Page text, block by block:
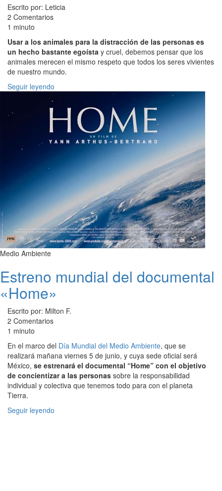
Escrito por: Leticia
2 Comentarios
1 minuto
Usar a los animales para la distracción de las personas es
un hecho bastante egoísta y cruel, debemos pensar que los
animales merecen el mismo respeto que todos los seres vivientes
de nuestro mundo.
Seguir leyendo
Medio Ambiente
Estreno mundial del documental
«Home»
Escrito por: Milton F.
2 Comentarios
1 minuto
En el marco del Día Mundial del Medio Ambiente, que se
realizará mañana viernes 5 de junio, y cuya sede oficial será
México, se estrenará el documental “Home” con el objetivo
de concientizar a las personas sobre la responsabilidad
individual y colectiva que tenemos todo para con el planeta
Tierra.
Seguir leyendo